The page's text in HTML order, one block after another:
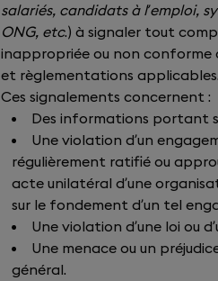
salariés, candidats à l’emploi,
ONG, etc.) à signaler tout
inappropriée ou non conforme
et règlementations applicables.
Ces signalements concernent :
Des informations portant
Une violation d’un
régulièrement ratifié ou
acte unilatéral d’une
sur le fondement d’un tel
Une violation d’une loi ou
Une menace ou un
général.